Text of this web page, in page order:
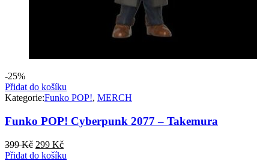
-25%
Přidat do košíku
Kategorie:Funko POP!, MERCH
Funko POP! Cyberpunk 2077 – Takemura
399Kč Původní
cena
299 KčAktuální
cena
Přidat do košíku